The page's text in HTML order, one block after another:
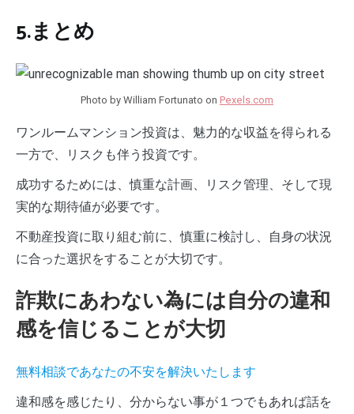
5.まとめ
Photo by William Fortunato on Pexels.com
ワンルームマンション投資は、魅力的な収益を得られる
一方で、リスクも伴う投資です。
成功するためには、慎重な計画、リスク管理、そして現
実的な期待値が必要です。
不動産投資に取り組む前に、慎重に検討し、自身の状況
に合った選択をすることが大切です。
詐欺にあわない為には自分の違和
感を信じることが大切
無料相談であなたの不安を解決いたします
違和感を感じたり、分からない事が１つでもあれば話を